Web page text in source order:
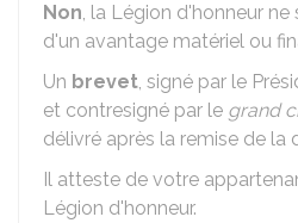
Non, la Légion d'honneur
d'un avantage matériel ou
Un brevet, signé par le
et contresigné par le grand
délivré après la remise de la
Il atteste de votre
Légion d'honneur.